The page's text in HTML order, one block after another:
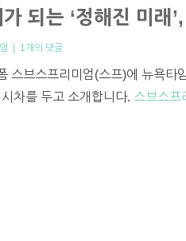
되는 ‘정해진 미래
| 1개의 댓글
스브스프리미엄(스프)에 뉴욕타
차를 두고 소개합니다. 스브스프